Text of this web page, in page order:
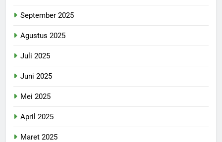
September 2025
Agustus 2025
Juli 2025
Juni 2025
Mei 2025
April 2025
Maret 2025